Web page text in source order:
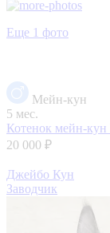
Еще 1 фото
Мейн-кун
5 мес.
Котенок мейн-кун
20 000 ₽
Джейбо Кун
Заводчик